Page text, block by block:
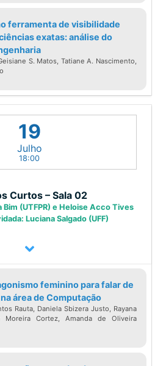
ferramenta de visibilidade
exatas: análise do
S. Matos, Tatiane A. Nascimento,
Curtos – Sala 02
Bim (UTFPR) e Heloise Acco Tives
Luciana Salgado (UFF)
19
Julho
18:00
feminino para falar de
área de Computação
Rauta, Daniela Sbizera Justo, Rayana
Moreira Cortez, Amanda de Oliveira